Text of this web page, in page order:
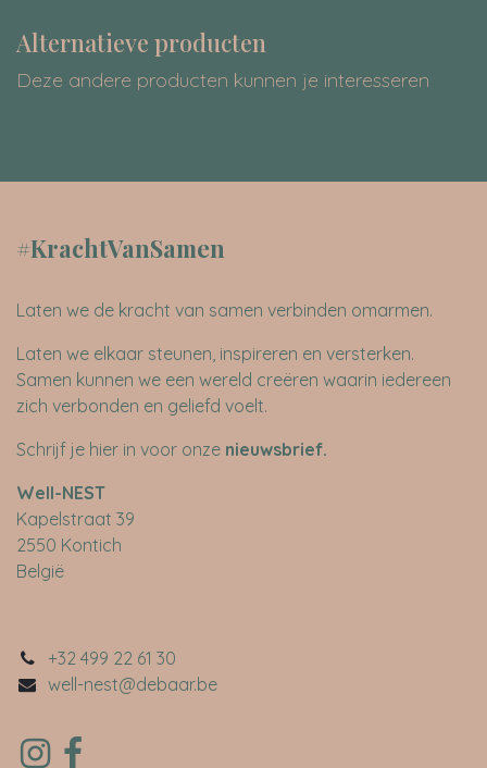
Alternatieve producten
Deze andere producten kunnen je interesseren
#KrachtVanSamen
Laten we de kracht van samen verbinden omarmen.
Laten we elkaar steunen, inspireren en versterken.
Samen kunnen we een wereld creëren waarin iedereen
zich verbonden en geliefd voelt.
Schrijf je hier in voor onze nieuwsbrief.
​Well-NEST
Kapelstraat 39
2550 Kontich
België
+32 499 22 61 30
well-nest@debaar.be